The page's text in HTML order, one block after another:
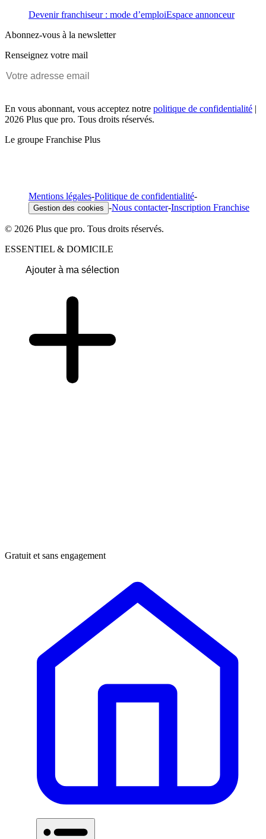
Devenir franchiseur : mode d’emploiEspace annonceur
Abonnez-vous à la newsletter
Renseignez votre mail
En vous abonnant, vous acceptez notre politique de confidentialité |
2026 Plus que pro. Tous droits réservés.
Le groupe Franchise Plus
Mentions légales-Politique de confidentialité-
Gestion des cookies -Nous contacter-Inscription Franchise
© 2026 Plus que pro. Tous droits réservés.
ESSENTIEL & DOMICILE
Ajouter à ma sélection
Gratuit et sans engagement